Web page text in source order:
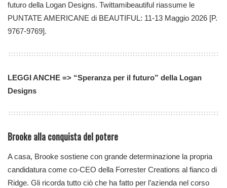
futuro della Logan Designs. Twittamibeautiful riassume le
PUNTATE AMERICANE di BEAUTIFUL: 11-13 Maggio 2026 [P.
9767-9769].
LEGGI ANCHE => “Speranza per il futuro” della Logan
Designs
Brooke alla conquista del potere
A casa, Brooke sostiene con grande determinazione la propria
candidatura come co-CEO della Forrester Creations al fianco di
Ridge. Gli ricorda tutto ciò che ha fatto per l’azienda nel corso